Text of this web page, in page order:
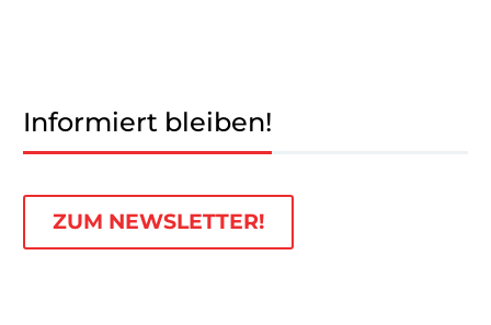
Informiert bleiben!
ZUM NEWSLETTER!